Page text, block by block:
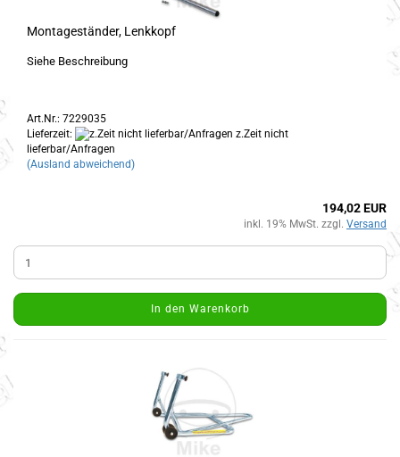
Montageständer, Lenkkopf
Siehe Beschreibung
Art.Nr.: 7229035
Lieferzeit:
z.Zeit nicht
lieferbar/Anfragen
(Ausland abweichend)
194,02 EUR
inkl. 19% MwSt. zzgl. Versand
In den Warenkorb